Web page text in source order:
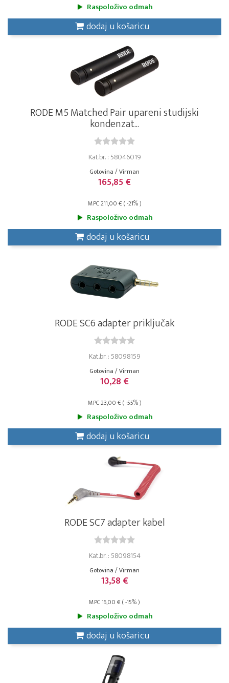
Raspoloživo odmah
dodaj u košaricu
RODE M5 Matched Pair upareni studijski
kondenzat...
Kat.br. : 58046019
Gotovina / Virman
165,85 €
MPC 211,00 € ( -21% )
Raspoloživo odmah
dodaj u košaricu
RODE SC6 adapter priključak
Kat.br. : 58098159
Gotovina / Virman
10,28 €
MPC 23,00 € ( -55% )
Raspoloživo odmah
dodaj u košaricu
RODE SC7 adapter kabel
Kat.br. : 58098154
Gotovina / Virman
13,58 €
MPC 16,00 € ( -15% )
Raspoloživo odmah
dodaj u košaricu